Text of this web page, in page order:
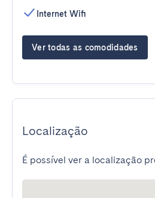
Internet Wifi
Ver todas as comodidades
Localização
É possível ver a localização